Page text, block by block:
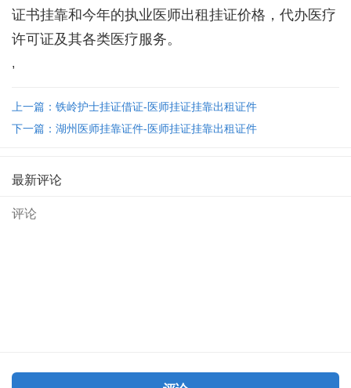
证书挂靠和今年的执业医师出租挂证价格，代办医疗
许可证及其各类医疗服务。
,
上一篇：铁岭护士挂证借证-医师挂证挂靠出租证件
下一篇：湖州医师挂靠证件-医师挂证挂靠出租证件
最新评论